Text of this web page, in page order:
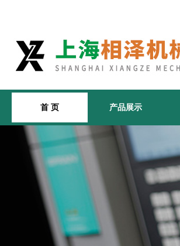
首 页 产品展示